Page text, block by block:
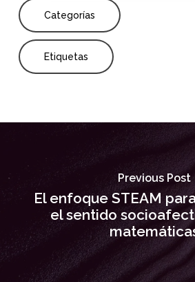
Categorías
Etiquetas
Previous Post
El enfoque STEAM
el sentido